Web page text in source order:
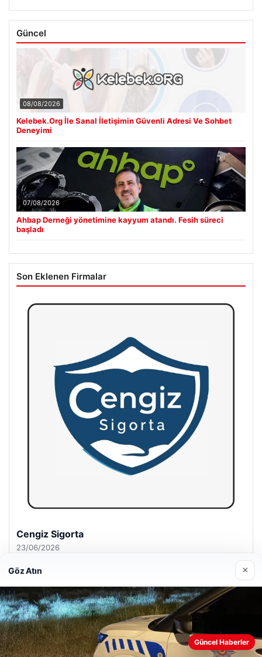
Güncel
08/08/2026
Kelebek.Org İle Sanal İletişimin Güvenli Adresi Ve Sohbet
Deneyimi
07/08/2026
Ahbap Derneği yönetimine kayyum atandı. Fesih süreci
başladı
Son Eklenen Firmalar
Hastaş Beton
26/05/2026
© 2026 Dijital Hayat – Güncel Haberler
Web sitemizi nasıl kullandığınızı daha iyi anlayabilmek,
Göz Atın ×
Güncel Haberler